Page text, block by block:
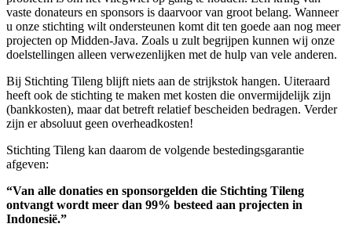
vaste donateurs en sponsors is daarvoor van groot belang. Wanneer
u onze stichting wilt ondersteunen komt dit ten goede aan nog meer
projecten op Midden-Java. Zoals u zult begrijpen kunnen wij onze
doelstellingen alleen verwezenlijken met de hulp van vele anderen.
Bij Stichting Tileng blijft niets aan de strijkstok hangen. Uiteraard
heeft ook de stichting te maken met kosten die onvermijdelijk zijn
(bankkosten), maar dat betreft relatief bescheiden bedragen. Verder
zijn er absoluut geen overheadkosten!
Stichting Tileng kan daarom de volgende bestedingsgarantie
afgeven:
“Van alle donaties en sponsorgelden die Stichting Tileng
ontvangt wordt meer dan 99% besteed aan projecten in
Indonesië.”